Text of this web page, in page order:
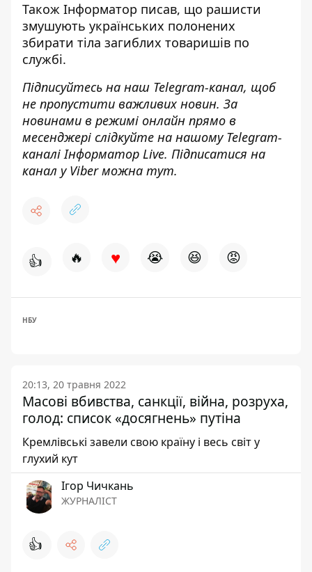
Також Інформатор писав, що рашисти
змушують українських полонених
збирати тіла загиблих товаришів по
службі.
Підписуйтесь на наш Telegram-канал, щоб
не пропустити важливих новин. За
новинами в режимі онлайн прямо в
месенджері слідкуйте на нашому Telegram-
каналіІнформатор Live. Підписатися на
канал у Viber можна тут.
👍 🔥 ♥ 😭 😆 😡
НБУ
20:13, 20 травня 2022
Масові вбивства, санкції, війна, розруха,
голод: список «досягнень» путіна
Кремлівські завели свою країну і весь світ у
глухий кут
Ігор Чичкань
ЖУРНАЛІСТ
👍